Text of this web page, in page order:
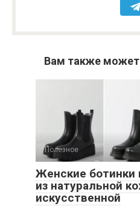
Вам также может
Полезное
Женские ботинки
из натуральной
искусственной